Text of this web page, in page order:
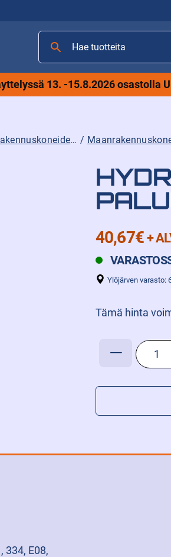
Hae
tuotteita
13. -15.8.2026
Maanrakennuskoneiden varaosat /
40,67€+
Ylöjärven varasto:
Tämä hinta
—
määrä
334, E08,